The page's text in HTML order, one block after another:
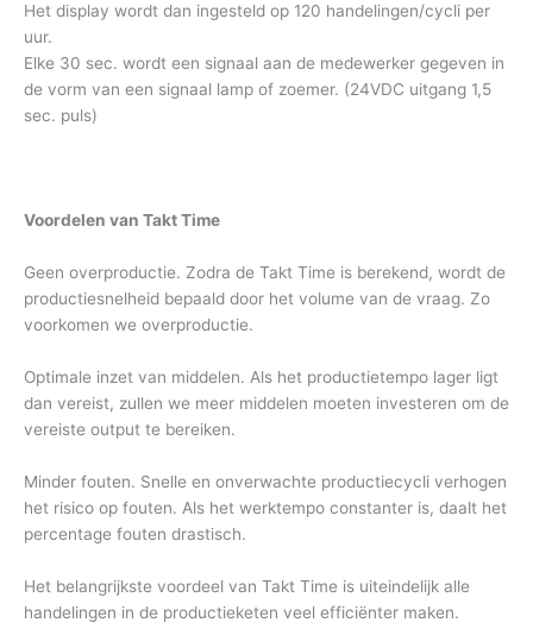
Het display wordt dan ingesteld op 120 handelingen/cycli per
uur.
Elke 30 sec. wordt een signaal aan de medewerker gegeven in
de vorm van een signaal lamp of zoemer. (24VDC uitgang 1,5
sec. puls)
Voordelen van Takt Time
Geen overproductie. Zodra de Takt Time is berekend, wordt de
productiesnelheid bepaald door het volume van de vraag. Zo
voorkomen we overproductie.
Optimale inzet van middelen. Als het productietempo lager ligt
dan vereist, zullen we meer middelen moeten investeren om de
vereiste output te bereiken.
Minder fouten. Snelle en onverwachte productiecycli verhogen
het risico op fouten. Als het werktempo constanter is, daalt het
percentage fouten drastisch.
Het belangrijkste voordeel van Takt Time is uiteindelijk alle
handelingen in de productieketen veel efficiënter maken.